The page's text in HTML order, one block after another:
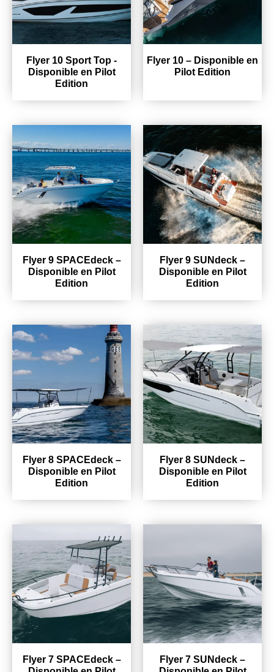
Flyer 10 Sport Top -
Disponible en Pilot
Edition
Flyer 10 – Disponible en
Pilot Edition
Flyer 9 SPACEdeck –
Disponible en Pilot
Edition
Flyer 9 SUNdeck –
Disponible en Pilot
Edition
Flyer 8 SPACEdeck –
Disponible en Pilot
Edition
Flyer 8 SUNdeck –
Disponible en Pilot
Edition
Flyer 7 SPACEdeck –
Flyer 7 SUNdeck –